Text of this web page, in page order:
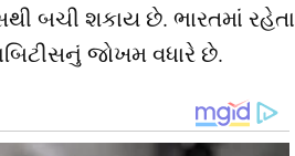
બચી શકાય છે. ભારતમાં રહેતા
જોખમ વધારે છે.